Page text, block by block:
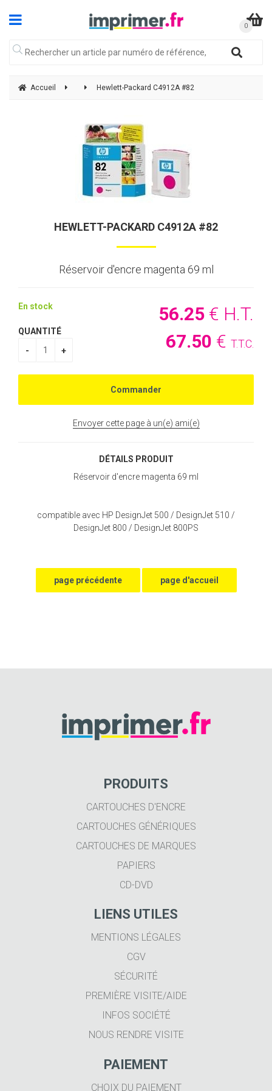
Accueil Hewlett-Packard C4912A #82
HEWLETT-PACKARD C4912A #82
Réservoir d'encre magenta 69 ml
56.25 € H.T.
67.50 € T.T.C.
En stock
QUANTITÉ
Envoyer cette page à un(e) ami(e)
DÉTAILS PRODUIT
Réservoir d'encre magenta 69 ml
compatible avec HP DesignJet 500 / DesignJet 510 /
DesignJet 800 / DesignJet 800PS
PRODUITS
CARTOUCHES D'ENCRE
CARTOUCHES GÉNÉRIQUES
CARTOUCHES DE MARQUES
PAPIERS
CD-DVD
LIENS UTILES
MENTIONS LÉGALES
CGV
SÉCURITÉ
PREMIÈRE VISITE/AIDE
INFOS SOCIÉTÉ
NOUS RENDRE VISITE
PAIEMENT
CHOIX DU PAIEMENT